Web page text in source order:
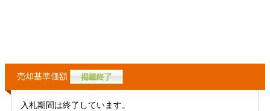
売却基準価額
入札期間は終了しています。